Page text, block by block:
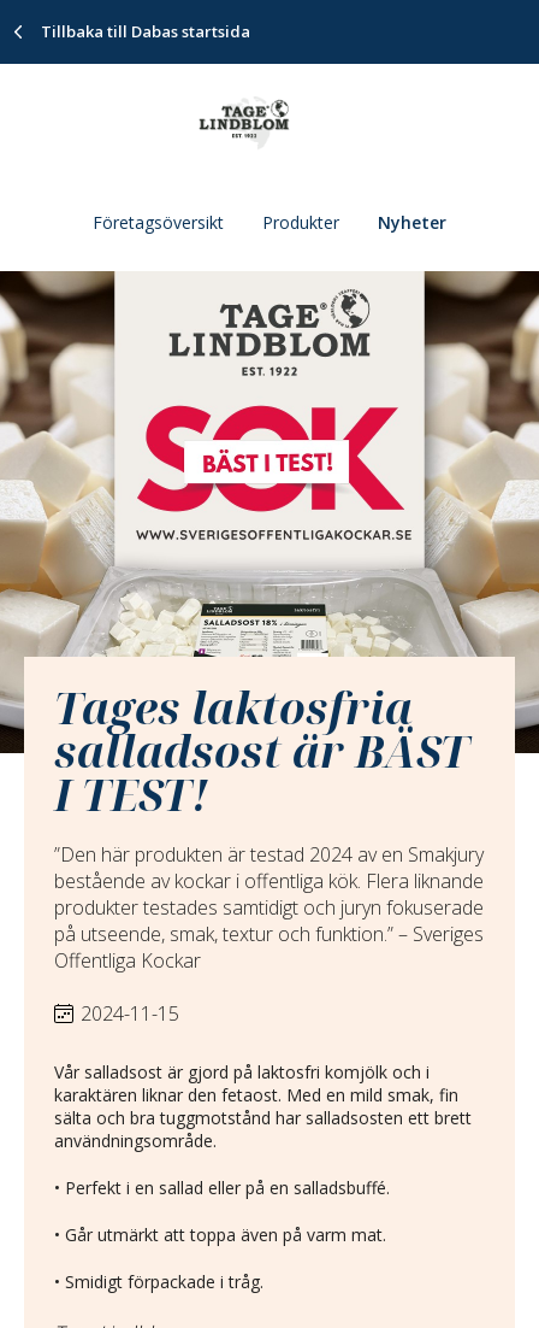
Tillbaka till Dabas startsida
Företagsöversikt Produkter Nyheter
Tages laktosfria
salladsost är BÄST
I TEST!
”Den här produkten är testad 2024 av en Smakjury
bestående av kockar i offentliga kök. Flera liknande
produkter testades samtidigt och juryn fokuserade
på utseende, smak, textur och funktion.” – Sveriges
Offentliga Kockar
2024-11-15
Vår salladsost är gjord på laktosfri komjölk och i
karaktären liknar den fetaost. Med en mild smak, fin
sälta och bra tuggmotstånd har salladsosten ett brett
användningsområde.​
• Perfekt i en sallad eller på en salladsbuffé.​
• Går utmärkt att toppa även på varm mat​.
• Smidigt förpackade i tråg​.